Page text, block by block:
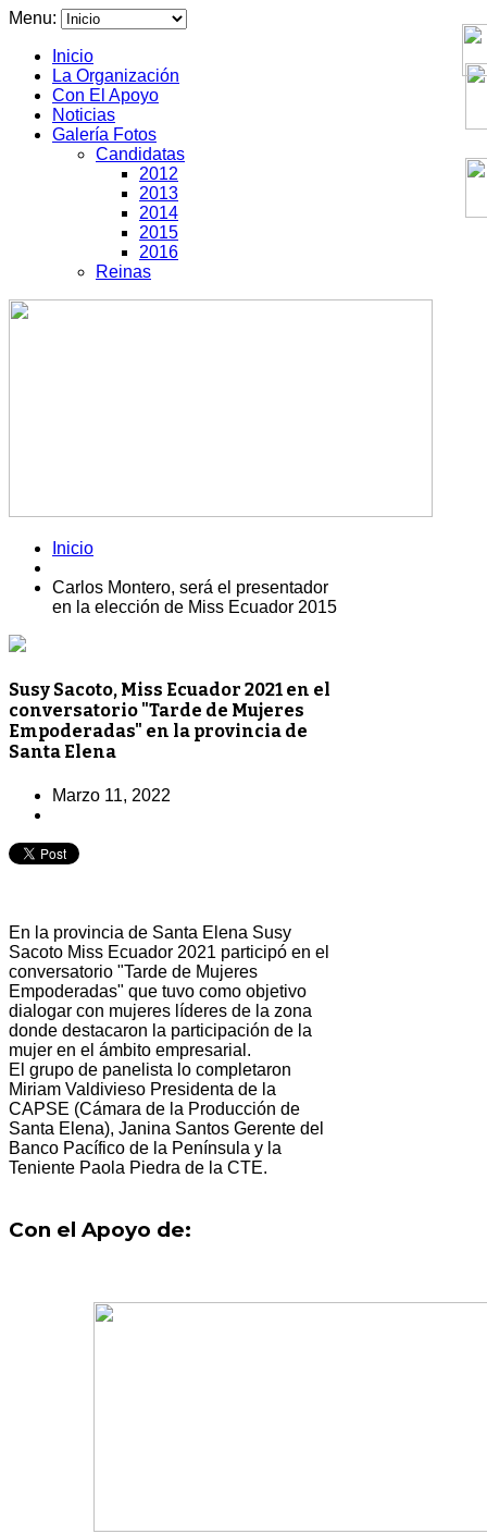
Menu:
Inicio
La Organización
Con El Apoyo
Noticias
Galería Fotos
Candidatas
2012
2013
2014
2015
2016
Reinas
Inicio
Carlos Montero, será el presentador
en la elección de Miss Ecuador 2015
Susy Sacoto, Miss Ecuador 2021 en el
conversatorio "Tarde de Mujeres
Empoderadas" en la provincia de
Santa Elena
Marzo 11, 2022
En la provincia de Santa Elena Susy
Sacoto Miss Ecuador 2021 participó en el
conversatorio "Tarde de Mujeres
Empoderadas" que tuvo como objetivo
dialogar con mujeres líderes de la zona
donde destacaron la participación de la
mujer en el ámbito empresarial.
El grupo de panelista lo completaron
Miriam Valdivieso Presidenta de la
CAPSE (Cámara de la Producción de
Santa Elena), Janina Santos Gerente del
Banco Pacífico de la Península y la
Teniente Paola Piedra de la CTE.
Con el Apoyo de: